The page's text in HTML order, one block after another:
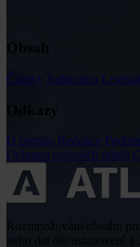
Články Judikatura
O portálu Redakce
Ochrana osobních údajů